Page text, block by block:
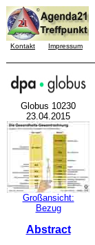
Kontakt Impressum
Globus 10230
23.04.2015
Großansicht:
Bezug
Abstract